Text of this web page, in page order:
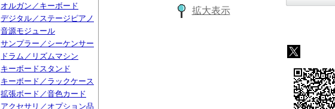
オルガン／キーボード
デジタル／ステージピアノ
音源モジュール
サンプラー／シーケンサー
ドラム／リズムマシン
キーボードスタンド
キーボード／ラックケース
拡張ボード／音色カード
アクセサリ／オプション品
拡大表示